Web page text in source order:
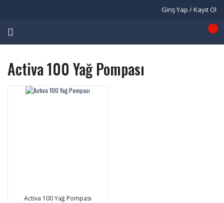
Giriş Yap / Kayıt Ol
Activa 100 Yağ Pompası
Activa 100 Yağ Pompası